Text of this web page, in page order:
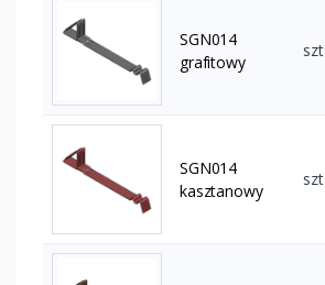
SGN014
grafitowy
szt
SGN014
kasztanowy
szt